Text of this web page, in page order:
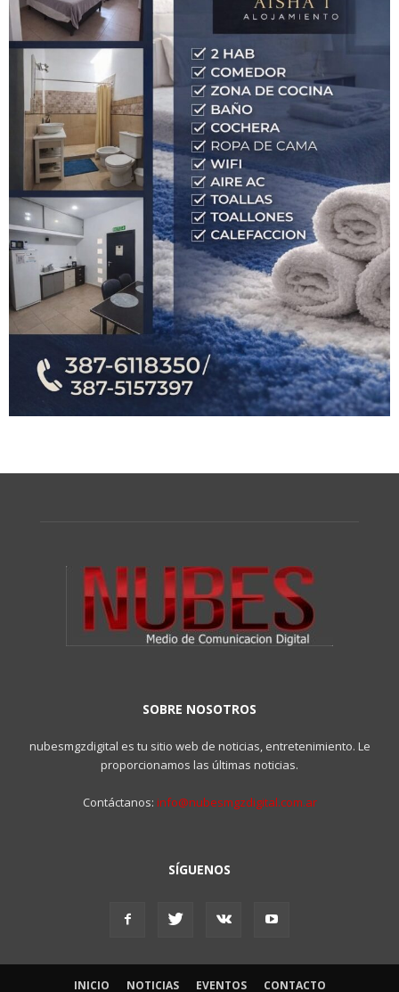
SOBRE NOSOTROS
nubesmgzdigital es tu sitio web de noticias, entretenimiento. Le
proporcionamos las últimas noticias.
Contáctanos: info@nubesmgzdigital.com.ar
SÍGUENOS
INICIO NOTICIAS EVENTOS CONTACTO